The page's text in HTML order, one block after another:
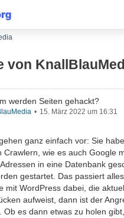
von
werden Seiten gehackt?
15. März 2022 um 16:31
ganz einfach vor: Sie
Crawlern, wie es auch Google
in eine Datenbank
gestartet. Das passiert
mit WordPress dabei, die
aufweist, dann ist der
Ob es dann etwas zu holen